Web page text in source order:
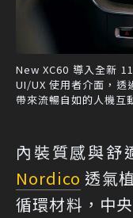
New XC60 導入全新
UI/UX 使用者介面，透
帶來流暢自如的人機互
內裝質感與舒
Nordico 透氣
循環材料，中